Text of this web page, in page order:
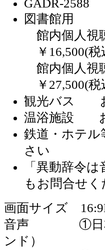
GADR-2588
図書館用
館内個人視
￥16,500(税
館内個人視
￥27,500(税
観光バス お
温浴施設 お
鉄道・ホテ
さい
「異動辞令
もお問合せく
画面サイズ
音声 ①日本語
ンド）